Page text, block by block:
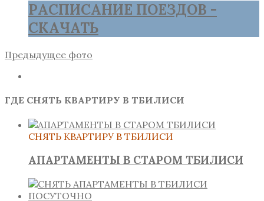
РАСПИСАНИЕ ПОЕЗДОВ -
СКАЧАТЬ
Предыдущее фото
ГДЕ СНЯТЬ КВАРТИРУ В ТБИЛИСИ
СНЯТЬ КВАРТИРУ В ТБИЛИСИ
АПАРТАМЕНТЫ В СТАРОМ ТБИЛИСИ